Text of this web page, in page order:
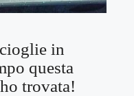
in
questa
trovata!